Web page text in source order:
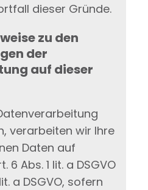
dieser Gründe.
zu den
der
auf dieser
verarbeiten wir Ihre
Daten auf
6 Abs. 1 lit. a DSGVO
a DSGVO, sofern